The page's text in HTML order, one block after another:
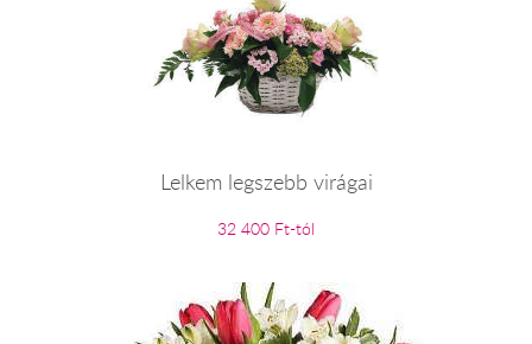
Lelkem legszebb virágai
32 400 Ft-tól